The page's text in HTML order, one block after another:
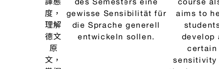
德中
文
化、
思
想、
語言
Zum einen werden im
Deutschen verfasste
Texte unterschiedlicher
Typen ins Chinesische
translated
Chinese
the
can
establish